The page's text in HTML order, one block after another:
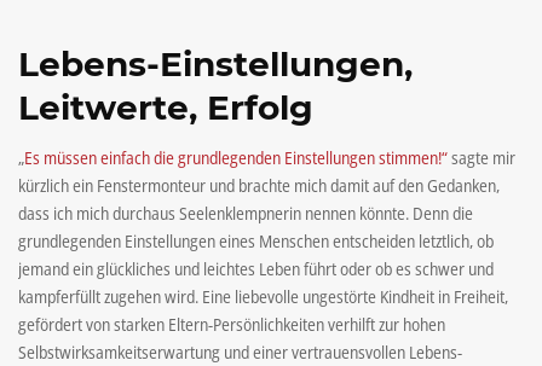
Lebens-Einstellungen,
Leitwerte, Erfolg
„Es müssen einfach die grundlegenden Einstellungen stimmen!“sagte mir
kürzlich ein Fenstermonteur und brachte mich damit auf den Gedanken,
dass ich mich durchaus Seelenklempnerin nennen könnte. Denn die
grundlegenden Einstellungen eines Menschen entscheiden letztlich, ob
jemand ein glückliches und leichtes Leben führt oder ob es schwer und
kampferfüllt zugehen wird. Eine liebevolle ungestörte Kindheit in Freiheit,
gefördert von starken Eltern-Persönlichkeiten verhilft zur hohen
Selbstwirksamkeitserwartung und einer vertrauensvollen Lebens-